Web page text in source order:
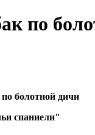
по
болотной дичи
спаниели"